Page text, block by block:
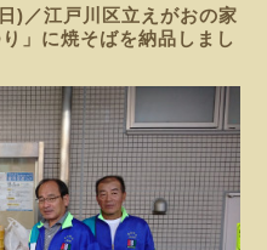
)／江戸川区立えがおの家
」に焼そばを納品しまし